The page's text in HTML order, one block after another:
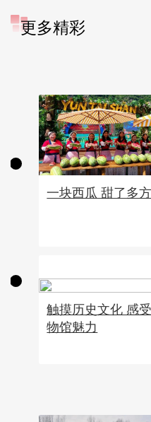
更多精彩
一块西瓜 甜了多方
触摸历史文化 感
物馆魅力